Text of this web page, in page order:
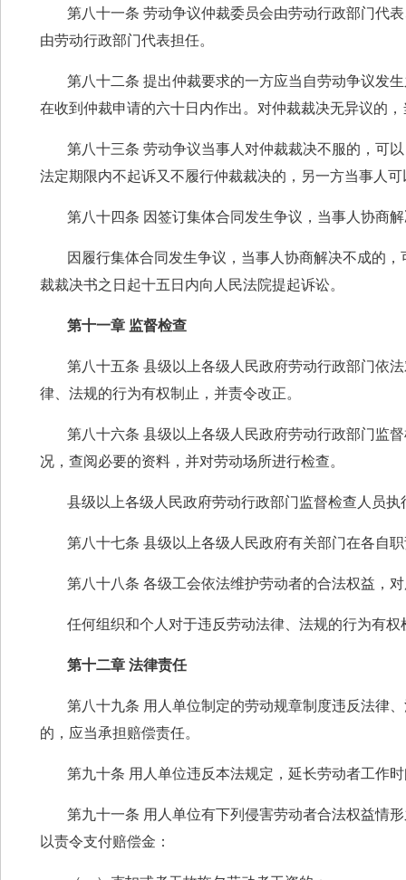
第八十一条 劳动争议仲裁委员会由劳动行政部门代
由劳动行政部门代表担任。
第八十二条 提出仲裁要求的一方应当自劳动争议发
在收到仲裁申请的六十日内作出。对仲裁裁决无异议的
第八十三条 劳动争议当事人对仲裁裁决不服的，可
法定期限内不起诉又不履行仲裁裁决的，另一方当事人
第八十四条 因签订集体合同发生争议，当事人协商
因履行集体合同发生争议，当事人协商解决不成的
裁裁决书之日起十五日内向人民法院提起诉讼。
第十一章 监督检查
第八十五条 县级以上各级人民政府劳动行政部门依
律、法规的行为有权制止，并责令改正。
第八十六条 县级以上各级人民政府劳动行政部门监
况，查阅必要的资料，并对劳动场所进行检查。
县级以上各级人民政府劳动行政部门监督检查人员
第八十七条 县级以上各级人民政府有关部门在各自
第八十八条 各级工会依法维护劳动者的合法权益，
任何组织和个人对于违反劳动法律、法规的行为有权
第十二章 法律责任
第八十九条 用人单位制定的劳动规章制度违反法律
的，应当承担赔偿责任。
第九十条 用人单位违反本法规定，延长劳动者工作
第九十一条 用人单位有下列侵害劳动者合法权益情
以责令支付赔偿金：